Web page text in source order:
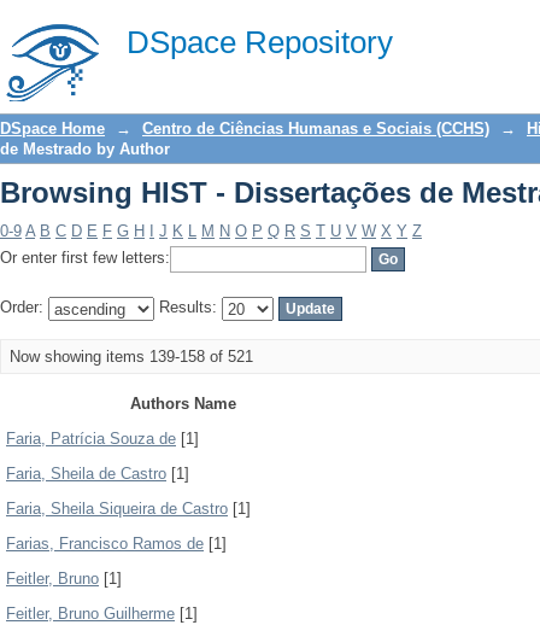
DSpace Repository
Browsing HIST - Dissertações de
DSpace Home → Centro de Ciências Humanas e Sociais (CCHS) →
de Mestrado by Author
Browsing HIST - Dissertações de
0-9 A B C D E F G H J K L M N O P Q R S T U V W X Y Z
Or enter first few letters:
Order: Results:
Now showing items 139-158 of 521
Authors Name
Faria, Patrícia Souza de [1]
Faria, Sheila de Castro [1]
Faria, Sheila Siqueira de Castro [1]
Farias, Francisco Ramos de [1]
Feitler, Bruno [1]
Feitler, Bruno Guilherme [1]